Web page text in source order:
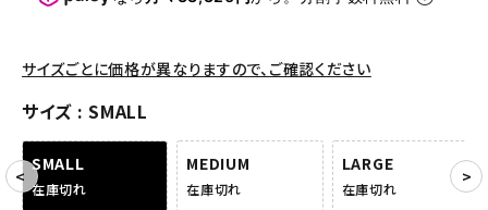
COLLABORATION BRAND
SEASON
CONTENTS
ACCOUNT MENU
ようこそ ゲスト 様
サイズごとに価格が異なりますので、ご確認ください
サイズ SMALL
SMALL
在庫切れ
MEDIUM
在庫切れ
LARGE
在庫切れ